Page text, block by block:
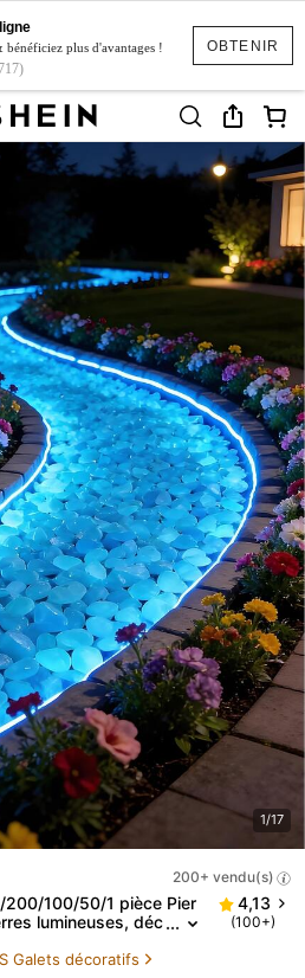
OBTENIR
bénéficiez plus d'avantages !
1/17
200+ vendu(s)
100/50/1 pièce Pier
lumineuses, déc
pour cour et allé
4,13
(100+)
Galets décoratifs